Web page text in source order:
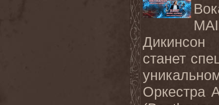
Дикинсон
станет
Оркестра